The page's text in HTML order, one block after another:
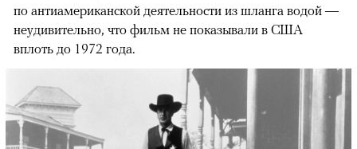
по антиамериканской деятельности из шланга водой —
неудивительно, что фильм не показывали в США
вплоть до 1972 года.